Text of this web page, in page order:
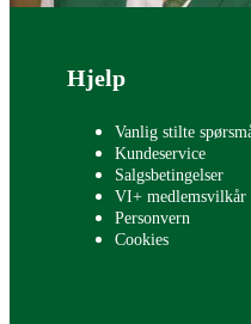
Bunntekst
Hjelp
Vanlig stilte
Kundeservice
Salgsbetingelser
VI+ medlemsvilkår
Personvern
Cookies